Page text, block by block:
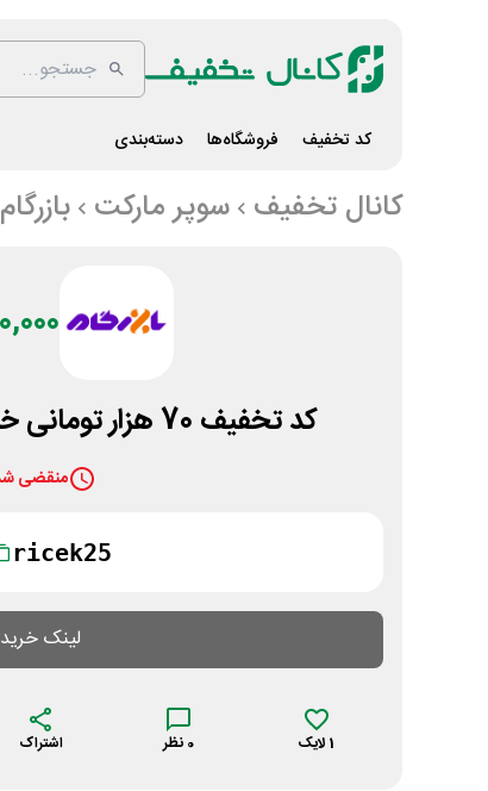
کد تخفیف فروشگاه‌ها دسته‌بندی
کانال تخفیف سوپر مارکت بازرگام
70,000
کد تخفیف 70 هزار تومانی خرید برنج ایرانی بازرگام
منقضی
ricek25
لینک خرید
1 لایک 0 نظر اشتراک